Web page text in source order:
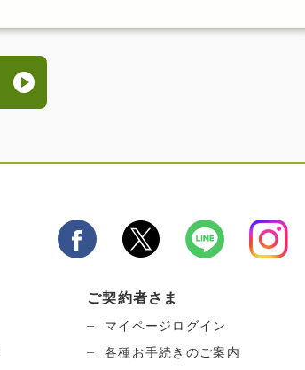
ご契約者さま
マイページログイン
各種お手続きのご案内